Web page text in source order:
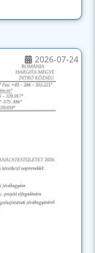
2026-07-24